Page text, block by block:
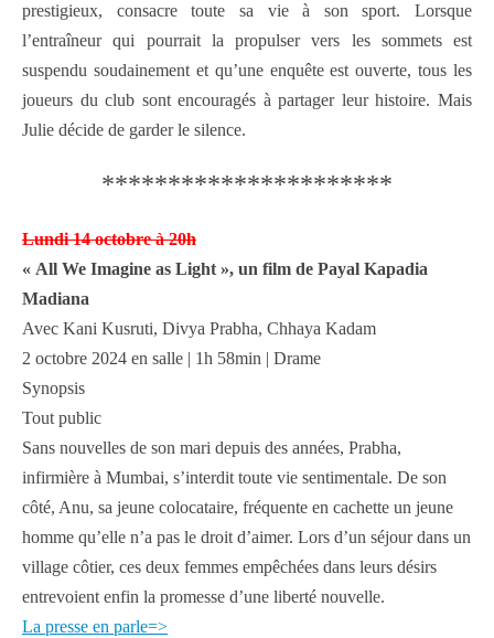
prestigieux, consacre toute sa vie à son sport. Lorsque
l’entraîneur qui pourrait la propulser vers les sommets est
suspendu soudainement et qu’une enquête est ouverte, tous les
joueurs du club sont encouragés à partager leur histoire. Mais
Julie décide de garder le silence.
**********************
Lundi 14 octobre à 20h
« All We Imagine as Light », un film de Payal Kapadia
Madiana
Avec Kani Kusruti, Divya Prabha, Chhaya Kadam
2 octobre 2024 en salle | 1h 58min | Drame
Synopsis
Tout public
Sans nouvelles de son mari depuis des années, Prabha,
infirmière à Mumbai, s’interdit toute vie sentimentale. De son
côté, Anu, sa jeune colocataire, fréquente en cachette un jeune
homme qu’elle n’a pas le droit d’aimer. Lors d’un séjour dans un
village côtier, ces deux femmes empêchées dans leurs désirs
entrevoient enfin la promesse d’une liberté nouvelle.
La presse en parle=>